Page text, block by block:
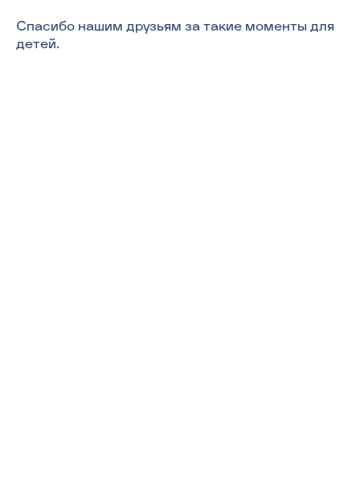
Спасибо нашим друзьям за такие моменты для
детей.